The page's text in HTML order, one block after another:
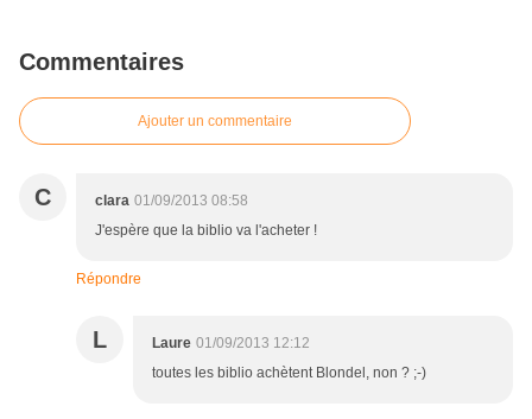
Commentaires
Ajouter un commentaire
C clara 01/09/2013 08:58
J'espère que la biblio va l'acheter !
Répondre
L Laure 01/09/2013 12:12
toutes les biblio achètent Blondel, non ? ;-)